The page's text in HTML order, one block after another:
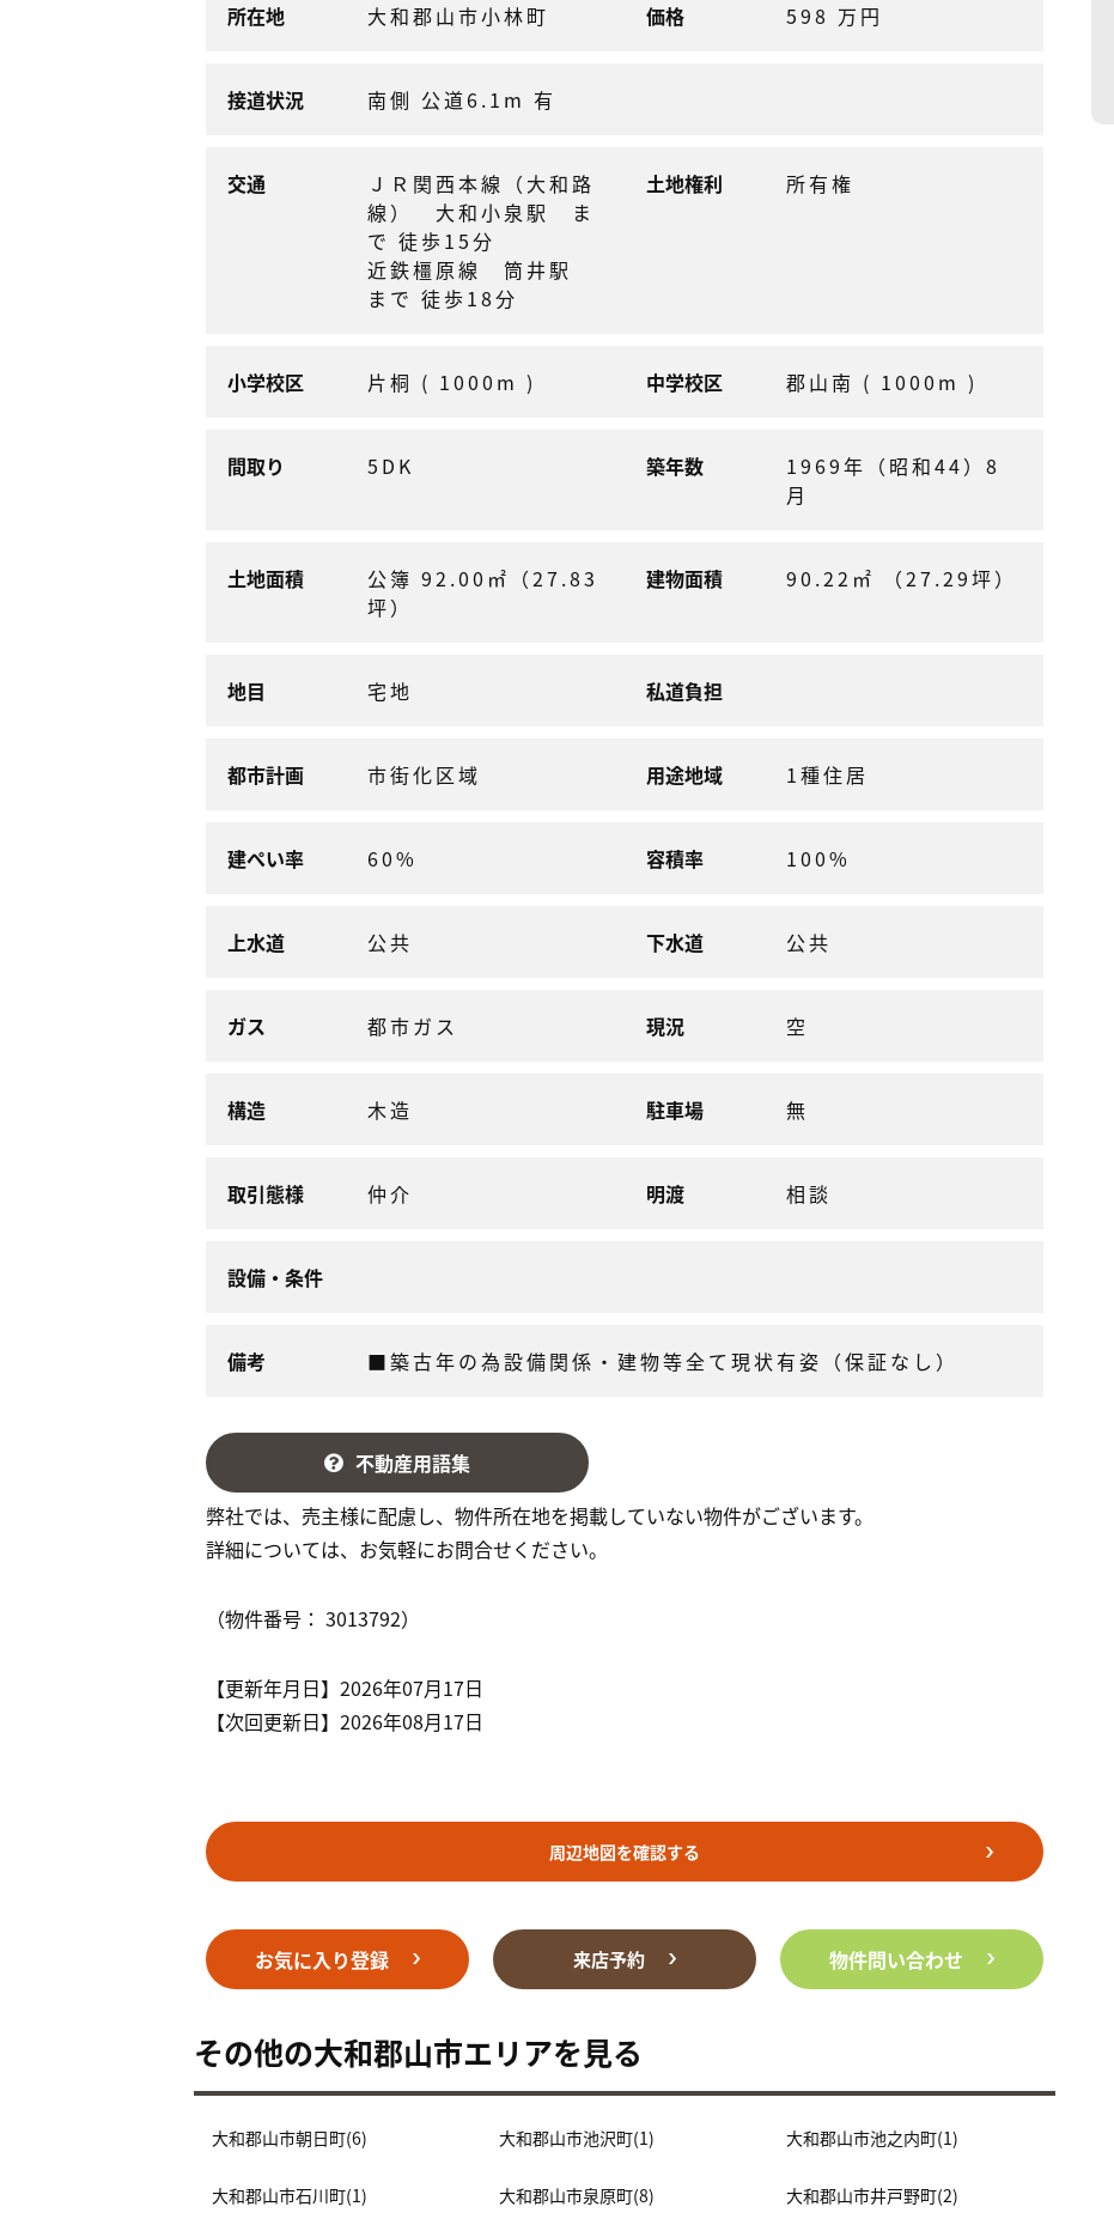
所在地 大和郡山市小林町 価格 598 万円
接道状況 南側 公道6.1m 有
交通
ＪＲ関西本線（大和路
線） 大和小泉駅 ま
で 徒歩15分
近鉄橿原線 筒井駅
まで 徒歩18分
土地権利 所有権
小学校区 片桐 ( 1000m ) 中学校区 郡山南 ( 1000m )
間取り 5DK 築年数
1969年（昭和44）8
月
土地面積
公簿 92.00㎡（27.83
坪）
建物面積 90.22㎡ （27.29坪）
地目 宅地 私道負担
都市計画 市街化区域 用途地域 1種住居
建ぺい率 60% 容積率 100%
上水道 公共 下水道 公共
ガス 都市ガス 現況 空
構造 木造 駐車場 無
取引態様 仲介 明渡 相談
設備・条件
備考 ■築古年の為設備関係・建物等全て現状有姿（保証なし）
不動産用語集
弊社では、売主様に配慮し、物件所在地を掲載していない物件がございます。
詳細については、お気軽にお問合せください。
（物件番号： 3013792）
【更新年月日】2026年07月17日
【次回更新日】2026年08月17日
周辺地図を確認する
お気に入り登録 来店予約 物件問い合わせ
その他の大和郡山市エリアを見る
大和郡山市朝日町(6) 大和郡山市池沢町(1) 大和郡山市池之内町(1)
大和郡山市石川町(1) 大和郡山市泉原町(8) 大和郡山市井戸野町(2)